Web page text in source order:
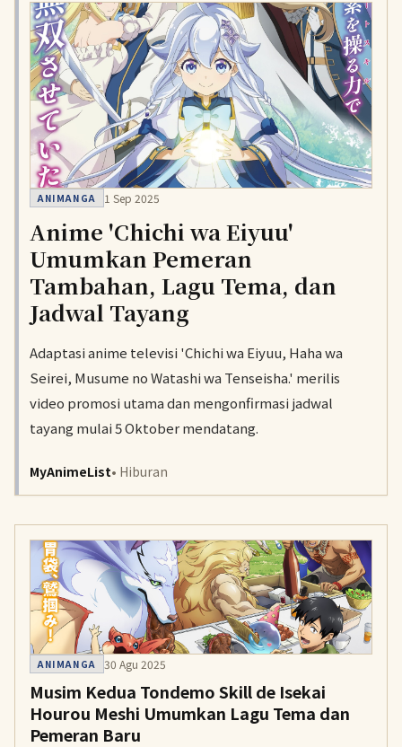
ANIMANGA 1 Sep 2025
Anime 'Chichi wa Eiyuu'
Umumkan Pemeran
Tambahan, Lagu Tema, dan
Jadwal Tayang
Adaptasi anime televisi 'Chichi wa Eiyuu, Haha wa
Seirei, Musume no Watashi wa Tenseisha.' merilis
video promosi utama dan mengonfirmasi jadwal
tayang mulai 5 Oktober mendatang.
MyAnimeList• Hiburan
ANIMANGA 30 Agu 2025
Musim Kedua Tondemo Skill de Isekai
Hourou Meshi Umumkan Lagu Tema dan
Pemeran Baru